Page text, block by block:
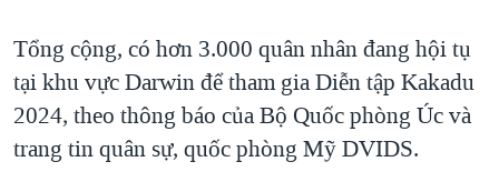
Tổng cộng, có hơn 3.000 quân nhân đang hội tụ
tại khu vực Darwin để tham gia Diễn tập Kakadu
2024, theo thông báo của Bộ Quốc phòng Úc và
trang tin quân sự, quốc phòng Mỹ DVIDS.